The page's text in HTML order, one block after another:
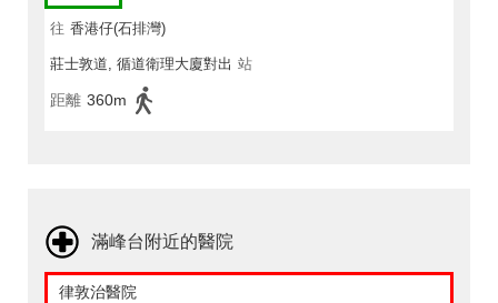
往 香港仔(石排灣)
莊士敦道, 循道衛理大廈對出 站
距離 360m
滿峰台附近的醫院
律敦治醫院